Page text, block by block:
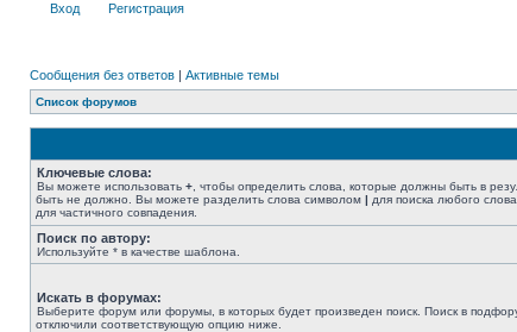
Вход Регистрация
Сообщения без ответов | Активные темы
Список форумов
Ключевые слова:
Вы можете использовать + , чтобы определить слова, которые должны быть в
быть не должно. Вы можете разделить слова символом | для поиска любого
для частичного совпадения.
Поиск по автору:
Используйте * в качестве шаблона.
Искать в форумах:
Выберите форум или форумы, в которых будет произведен поиск. Поиск в
отключили соответствующую опцию ниже.